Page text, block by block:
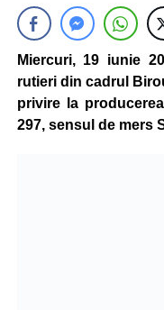
Miercuri, 19 iunie
rutieri din cadrul
privire la
297, sensul de mers